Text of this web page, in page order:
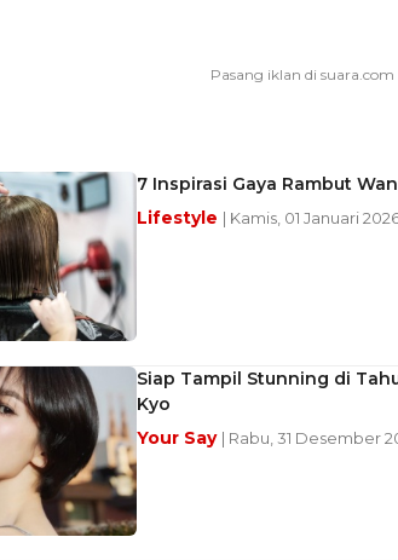
7 Inspirasi Gaya Rambut
Lifestyle | Kamis, 01 Januari
Siap Tampil Stunning di
Kyo
Your Say | Rabu, 31 Desember